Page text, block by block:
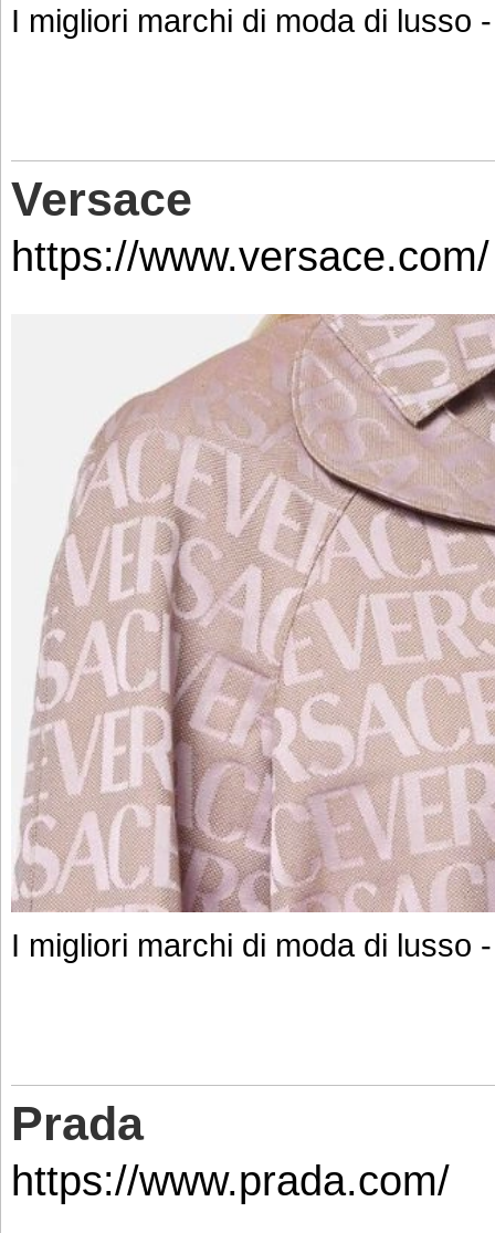
I migliori marchi di moda di lusso
Versace
https://www.versace.com/
I migliori marchi di moda di lusso
Prada
https://www.prada.com/